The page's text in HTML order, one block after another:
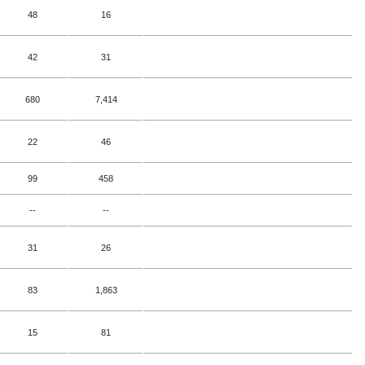
48 16
42 31
680 7,414
22 46
99 458
-- --
31 26
83 1,863
15 81